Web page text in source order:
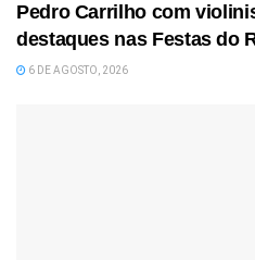
Pedro Carrilho com
destaques nas Festas do
6 DE AGOSTO, 2026